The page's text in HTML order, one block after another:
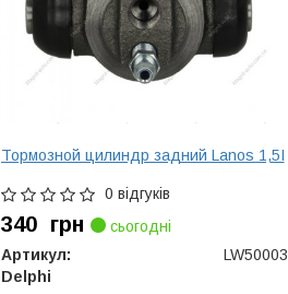
Тормозной цилиндр задний Lanos 1,5I
0 відгуків
340 грн
сьогодні
Артикул:
LW50003
Delphi